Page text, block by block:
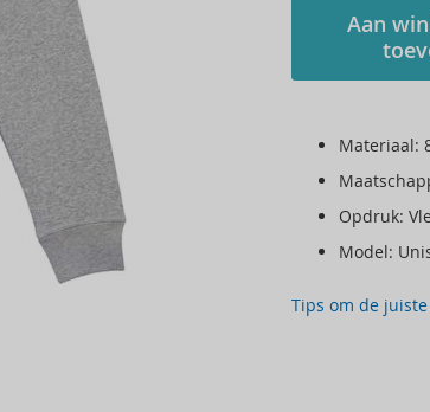
Aan
Materiaal:
Opdruk:
Model:
Tips om de